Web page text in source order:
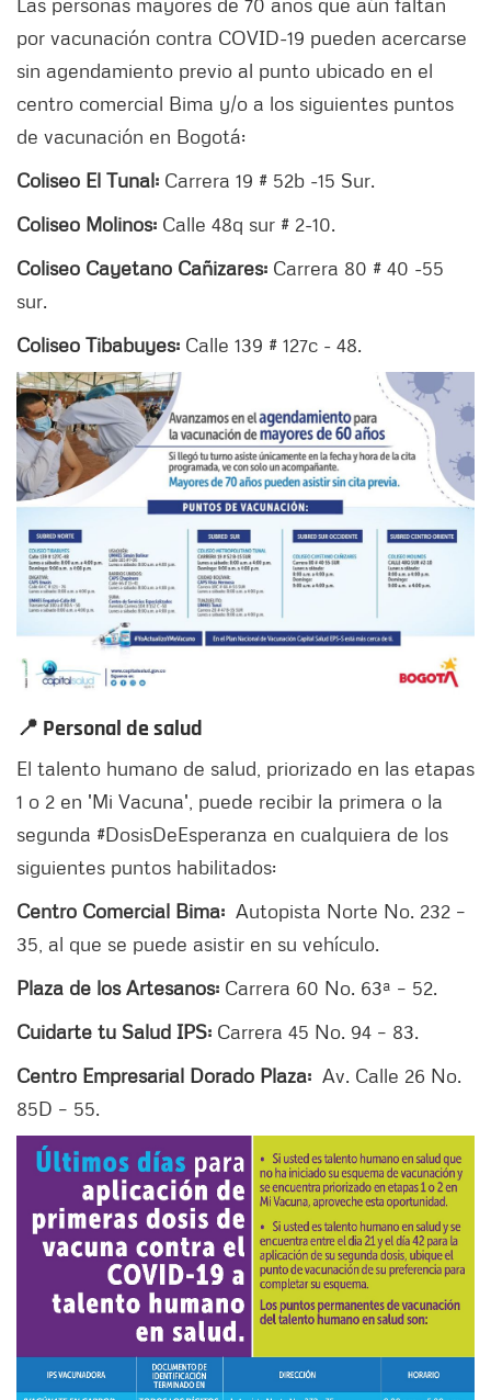
por vacunación contra COVID-19 pueden acercarse
sin agendamiento previo al punto ubicado en el
centro comercial Bima y/o a los siguientes puntos
de vacunación en Bogotá:
Coliseo El Tunal: Carrera 19 # 52b -15 Sur.
Coliseo Molinos: Calle 48q sur # 2-10.
Coliseo Cayetano Cañizares: Carrera 80 # 40 -55
sur.
Coliseo Tibabuyes: Calle 139 # 127c - 48.
📍 Personal de salud
El talento humano de salud, priorizado en las etapas
1 o 2 en 'Mi Vacuna', puede recibir la primera o la
segunda #DosisDeEsperanza en cualquiera de los
siguientes puntos habilitados:
Centro Comercial Bima: Autopista Norte No. 232 –
35, al que se puede asistir en su vehículo.
Plaza de los Artesanos: Carrera 60 No. 63ª – 52.
Cuidarte tu Salud IPS: Carrera 45 No. 94 – 83.
Centro Empresarial Dorado Plaza: Av. Calle 26 No.
85D – 55.